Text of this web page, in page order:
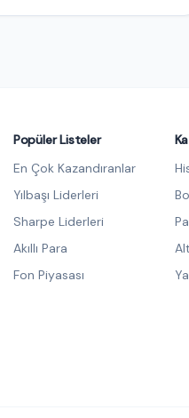
Popüler Listeler
En Çok Kazandıranlar
Yılbaşı Liderleri
Sharpe Liderleri
Akıllı Para
Fon Piyasası